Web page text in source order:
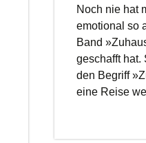
Noch nie hat
emotional so
Band
geschafft hat.
den Begriff
eine Reise